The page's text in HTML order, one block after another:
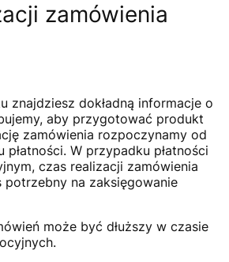
zamówienia
znajdziesz dokładną informacje o
aby przygotować produkt
zamówienia rozpoczynamy od
płatności. W przypadku płatności
czas realizacji zamówienia
potrzebny na zaksięgowanie
może być dłuższy w czasie